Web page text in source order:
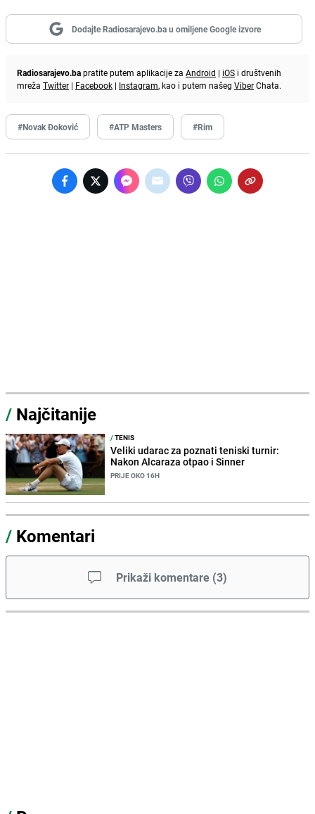
Dodajte Radiosarajevo.ba u omiljene Google izvore
Radiosarajevo.bapratite putem aplikacije za Android | iOS i društvenih
mreža Twitter | Facebook | Instagram, kao i putem našeg ViberChata.
#Novak Đoković #ATP Masters #Rim
/ Najčitanije
/TENIS
Veliki udarac za poznati teniski turnir:
Nakon Alcaraza otpao i Sinner
PRIJE OKO 16H
/ Komentari
Prikaži komentare (3)